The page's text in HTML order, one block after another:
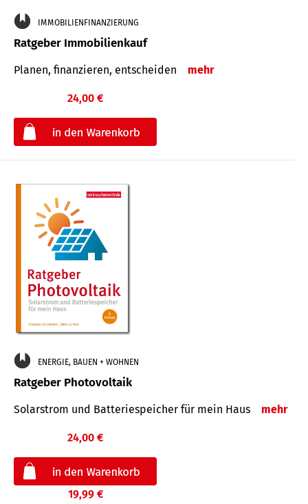
IMMOBILIENFINANZIERUNG
Ratgeber Immobilienkauf
Planen, finanzieren, entscheiden mehr
24,00 €
ENERGIE, BAUEN + WOHNEN
Ratgeber Photovoltaik
Solarstrom und Batteriespeicher für mein Haus mehr
24,00 €
19,99 €